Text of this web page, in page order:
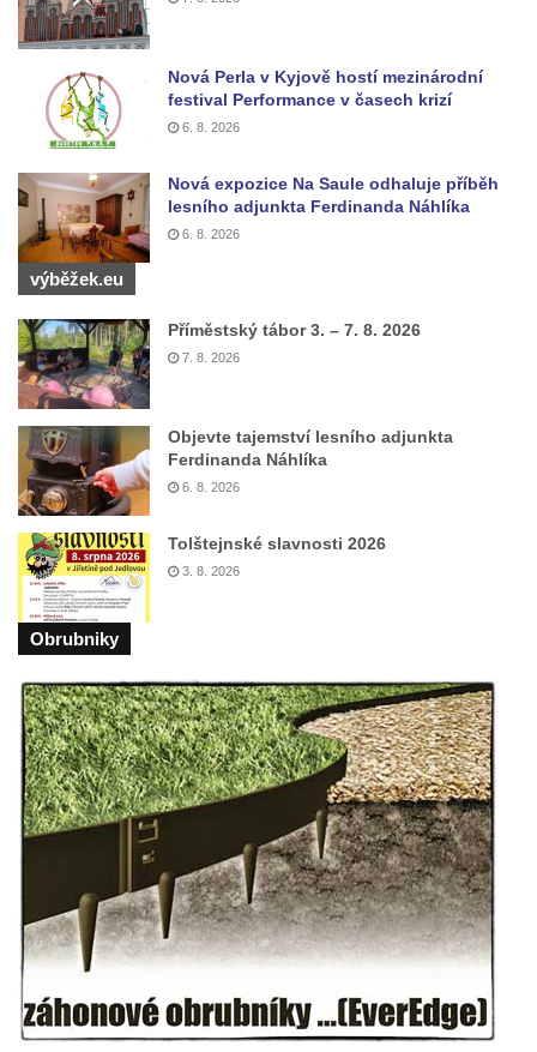
Hrob Josefa Fronka na hřbitově v Cítolibech
Hrob Jana Císarika na hřbitově v Cítolibech
Hrob Jana Legáta na hřbitově v Cítolibech
Hrob Karla Trenklera na hřbitově v
Cítolibech
Pamětní deska Jaroslava Lhotského na
zámku v Cítolibech
Pomník obětem 1. a 2. světové války před
zámkem v Cítolibech
Pomník na místě hrobu ruských vojáků z
napoleonských válek u silnice z Chlumčan
Hrob Antonína Švejdy na hřbitově v
Chlumčanech
Chlumčanech
Hrob Josefa Bednáře na hřbitově v
Chlumčanech
Hrob Oldřicha Pokorného na hřbitově v
Chlumčanech
Hrob Antonína Krejcárka na hřbitově v
Chlumčanech
Hrob Josefa Fořta na hřbitově v
Chlumčanech
Hrob vojáků Rudé armády na hřbitově v
Chlumčanech
Hrob Arnošta a Václava Šůmových na
hřbitově v Chlumčanech
Pomník obětem 1. a 2. světové války v
Chlumčanech
Nová Perla v Kyjově hostí mezinárodní
festival Performance v časech krizí
6. 8. 2026
Nová expozice Na Saule odhaluje příběh
lesního adjunkta Ferdinanda Náhlíka
6. 8. 2026
výběžek.eu
Příměstský tábor 3. – 7. 8. 2026
7. 8. 2026
Objevte tajemství lesního adjunkta
Ferdinanda Náhlíka
6. 8. 2026
Tolštejnské slavnosti 2026
3. 8. 2026
Obrubniky